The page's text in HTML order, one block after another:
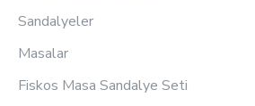
Sandalyeler
Masalar
Fiskos Masa Sandalye Seti